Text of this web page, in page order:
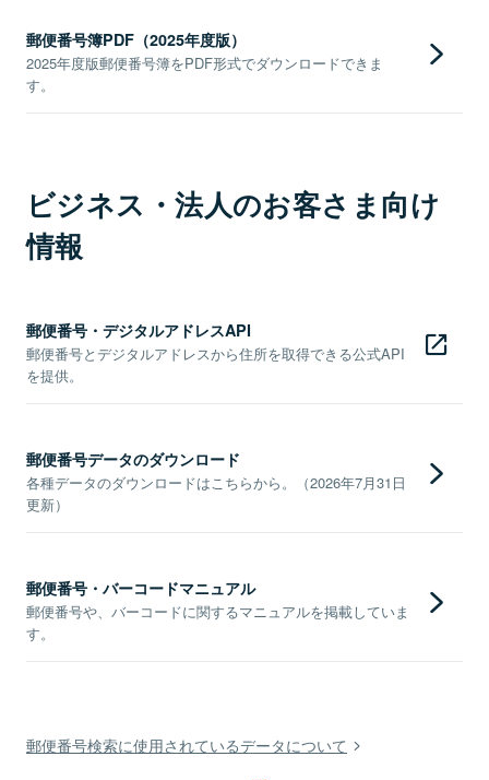
郵便番号簿PDF（2025年度版）
2025年度版郵便番号簿をPDF形式でダウンロードできま
す。
ビジネス・法人のお客さま向け
情報
郵便番号・デジタルアドレスAPI
郵便番号とデジタルアドレスから住所を取得できる公式API
を提供。
郵便番号データのダウンロード
各種データのダウンロードはこちらから。（2026年7月31日
更新）
郵便番号・バーコードマニュアル
郵便番号や、バーコードに関するマニュアルを掲載していま
す。
郵便番号検索に使用されているデータについて